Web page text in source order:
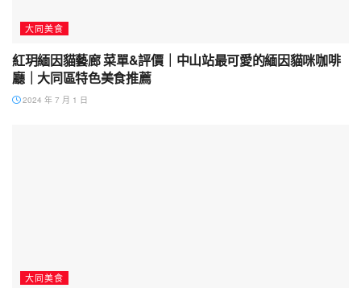
大同美食
紅玥緬因貓藝廊 菜單&評價｜中山站最可愛的緬因貓咪咖啡
廳｜大同區特色美食推薦
2024 年 7 月 1 日
大同美食